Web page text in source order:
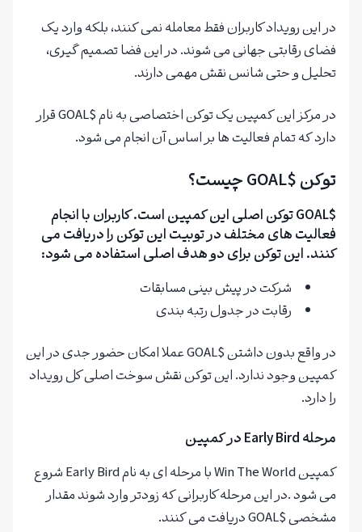
در این رویداد کاربران فقط معامله نمی کنند، بلکه وارد یک
فضای رقابتی جهانی می شوند. در این فضا تصمیم گیری،
تحلیل و حتی شانس نقش مهمی دارند.
در مرکز این کمپین یک توکن اختصاصی به نام $GOAL قرار
دارد که تمام فعالیت ها بر اساس آن انجام می شود.
توکن $GOAL چیست؟
$GOAL توکن اصلی این کمپین است. کاربران با انجام
فعالیت های مختلف در توبیت این توکن را دریافت می
کنند. این توکن برای دو هدف اصلی استفاده می شود:
شرکت در پیش بینی مسابقات
رقابت در جدول رتبه بندی
در واقع بدون داشتن $GOAL عملا امکان حضور جدی در این
کمپین وجود ندارد. این توکن نقش سوخت اصلی کل رویداد
را دارد.
مرحله Early Bird در کمپین
کمپین Win The World با مرحله ای به نام Early Bird شروع
می شود .در این مرحله کاربرانی که زودتر وارد شوند مقدار
مشخصی $GOAL دریافت می کنند.